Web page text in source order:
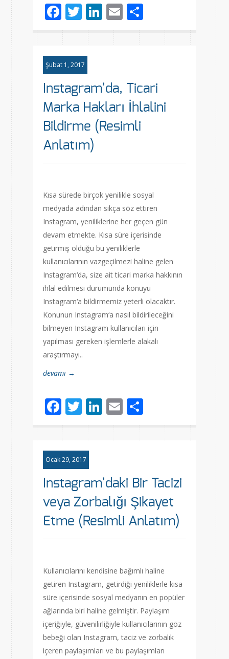
Facebook
Twitter
LinkedIn
Email
Şubat 1, 2017
Instagram’da, Ticari
Marka Hakları İhlalini
Bildirme (Resimli
Anlatım)
Kısa sürede birçok yenilikle sosyal
medyada adından sıkça söz ettiren
Instagram, yeniliklerine her geçen gün
devam etmekte. Kısa süre içerisinde
getirmiş olduğu bu yeniliklerle
kullanıcılarının vazgeçilmezi haline gelen
Instagram‘da, size ait ticari marka hakkının
ihlal edilmesi durumunda konuyu
Instagram‘a bildirmemiz yeterli olacaktır.
Konunun Instagram‘a nasıl bildirileceğini
bilmeyen Instagram kullanıcıları için
yapılması gereken işlemlerle alakalı
araştırmayı..
devamı →
Facebook
Twitter
LinkedIn
Email
Ocak 29, 2017
Instagram’daki Bir Tacizi
veya Zorbalığı Şikayet
Etme (Resimli Anlatım)
Kullanıcılarını kendisine bağımlı haline
getiren Instagram, getirdiği yeniliklerle kısa
süre içerisinde sosyal medyanın en popüler
ağlarında biri haline gelmiştir. Paylaşım
içeriğiyle, güvenilirliğiyle kullanıcılarının göz
bebeği olan Instagram, taciz ve zorbalık
içeren paylaşımları ve bu paylaşımları